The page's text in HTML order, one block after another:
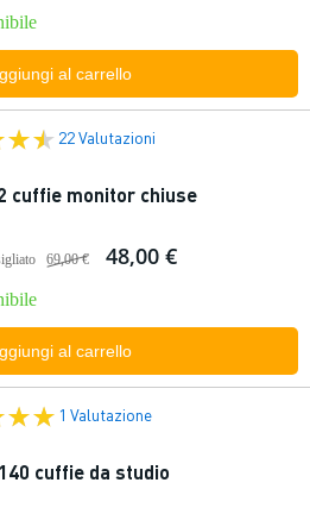
al carrello
22 Valutazioni
cuffie monitor chiuse
69,00 € 48,00 €
al carrello
1 Valutazione
cuffie da studio